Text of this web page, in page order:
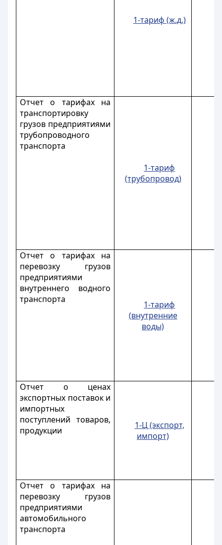
1-тариф (ж.д.)
Отчет о тарифах на
транспортировку
грузов предприятиями
трубопроводного
транспорта
1-тариф
(трубопровод)
Отчет о тарифах на
перевозку грузов
предприятиями
внутреннего водного
транспорта
1-тариф
(внутренние
воды)
Отчет о ценах
экспортных поставок и
импортных
поступлений товаров,
продукции
1-Ц (экспорт,
импорт)
Отчет о тарифах на
перевозку грузов
предприятиями
автомобильного
транспорта